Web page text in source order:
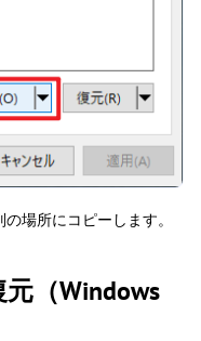
場所にコピーします。
（Windows